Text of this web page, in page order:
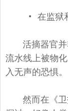
• 在监狱
活摘器官
流水线上被物化
入无声的恐惧。
然而在《